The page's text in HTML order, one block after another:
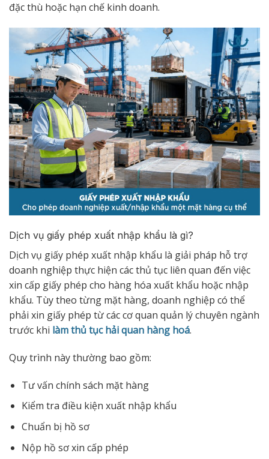
đặc thù hoặc hạn chế kinh doanh.
Dịch vụ giấy phép xuất nhập khẩu là gì?
Dịch vụ giấy phép xuất nhập khẩu là giải pháp hỗ trợ
doanh nghiệp thực hiện các thủ tục liên quan đến việc
xin cấp giấy phép cho hàng hóa xuất khẩu hoặc nhập
khẩu. Tùy theo từng mặt hàng, doanh nghiệp có thể
phải xin giấy phép từ các cơ quan quản lý chuyên ngành
trước khi làm thủ tục hải quan hàng hoá.
Quy trình này thường bao gồm:
Tư vấn chính sách mặt hàng
Kiểm tra điều kiện xuất nhập khẩu
Chuẩn bị hồ sơ
Nộp hồ sơ xin cấp phép